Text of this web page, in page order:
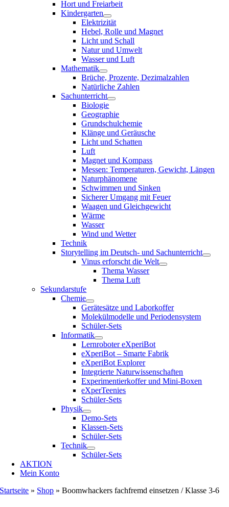
Hort und Freiarbeit
Kindergarten
Elektrizität
Hebel, Rolle und Magnet
Licht und Schall
Natur und Umwelt
Wasser und Luft
Mathematik
Brüche, Prozente, Dezimalzahlen
Natürliche Zahlen
Sachunterricht
Biologie
Geographie
Grundschulchemie
Klänge und Geräusche
Licht und Schatten
Luft
Magnet und Kompass
Messen: Temperaturen, Gewicht, Längen
Naturphänomene
Schwimmen und Sinken
Sicherer Umgang mit Feuer
Waagen und Gleichgewicht
Wärme
Wasser
Wind und Wetter
Technik
Storytelling im Deutsch- und Sachunterricht
Vinus erforscht die Welt
Thema Wasser
Thema Luft
Sekundarstufe
Chemie
Gerätesätze und Laborkoffer
Molekülmodelle und Periodensystem
Schüler-Sets
Informatik
Lernroboter eXperiBot
eXperiBot – Smarte Fabrik
eXperiBot Explorer
Integrierte Naturwissenschaften
Experimentierkoffer und Mini-Boxen
eXperTeenies
Schüler-Sets
Physik
Demo-Sets
Klassen-Sets
Schüler-Sets
Technik
Schüler-Sets
AKTION
Mein Konto
Startseite » Shop »Boomwhackers fachfremd einsetzen / Klasse 3-6